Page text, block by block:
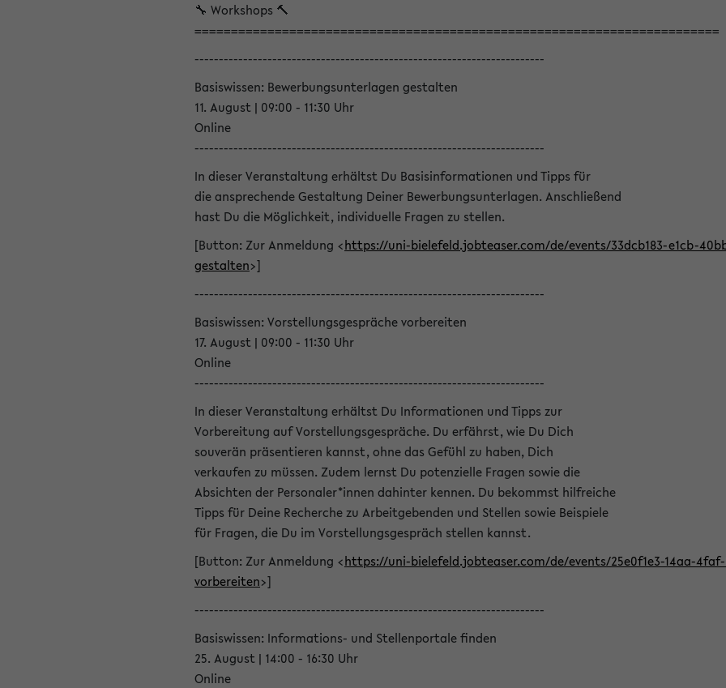
🔧 Workshops 🔨
========================================================================
------------------------------------------------------------------------
Basiswissen: Bewerbungsunterlagen gestalten
11. August | 09:00 - 11:30 Uhr
Online
------------------------------------------------------------------------
In dieser Veranstaltung erhältst Du Basisinformationen und Tipps für
die ansprechende Gestaltung Deiner Bewerbungsunterlagen. Anschließend
hast Du die Möglichkeit, individuelle Fragen zu stellen.
[Button: Zur Anmeldung <https://uni-bielefeld.jobteaser.com/de/events/33dcb183-e1cb-
gestalten>]
------------------------------------------------------------------------
Basiswissen: Vorstellungsgespräche vorbereiten
17. August | 09:00 - 11:30 Uhr
Online
------------------------------------------------------------------------
In dieser Veranstaltung erhältst Du Informationen und Tipps zur
Vorbereitung auf Vorstellungsgespräche. Du erfährst, wie Du Dich
souverän präsentieren kannst, ohne das Gefühl zu haben, Dich
verkaufen zu müssen. Zudem lernst Du potenzielle Fragen sowie die
Absichten der Personaler*innen dahinter kennen. Du bekommst hilfreiche
Tipps für Deine Recherche zu Arbeitgebenden und Stellen sowie Beispiele
für Fragen, die Du im Vorstellungsgespräch stellen kannst.
[Button: Zur Anmeldung <https://uni-bielefeld.jobteaser.com/de/events/25e0f1e3-14aa-
vorbereiten>]
------------------------------------------------------------------------
Basiswissen: Informations- und Stellenportale finden
25. August | 14:00 - 16:30 Uhr
Online